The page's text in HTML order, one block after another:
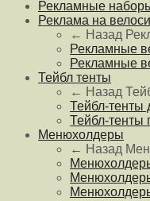
Рекламные
Реклама на
← Назад
Рекламные
Рекламные
Тейбл тенты
← Назад
Тейбл-тенты
Тейбл-тенты
Менюхолдеры
← Назад